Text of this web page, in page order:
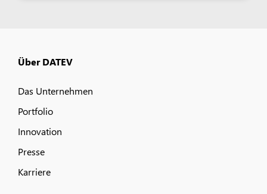
Über DATEV
Das Unternehmen
Portfolio
Innovation
Presse
Karriere